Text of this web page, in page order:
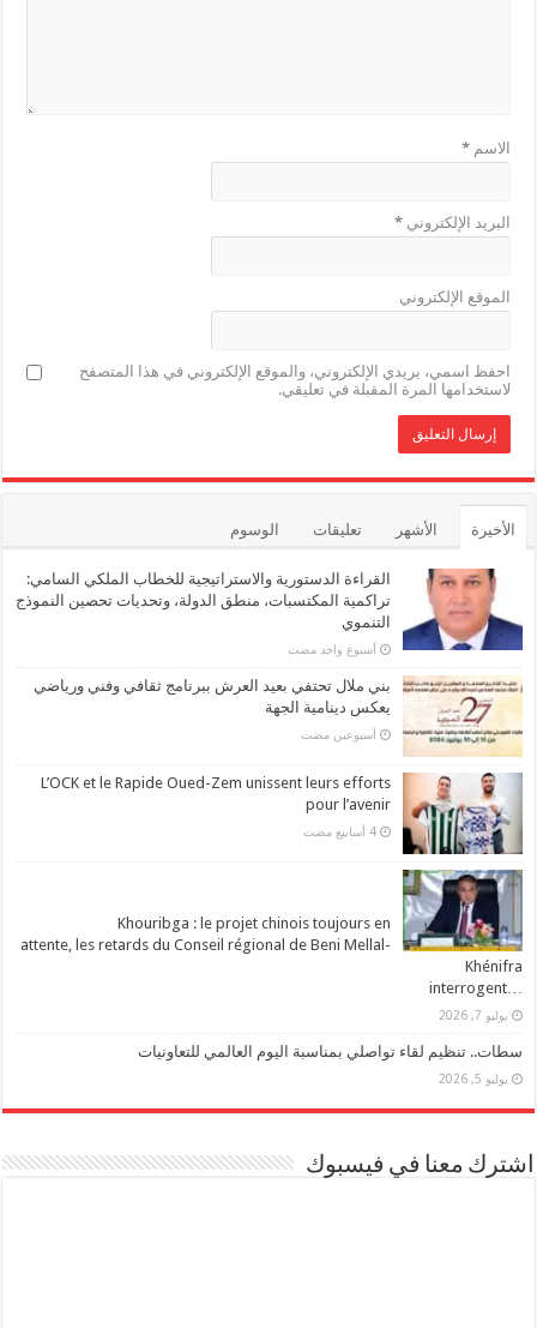
الاسم*
البريد الإلكتروني*
الموقع الإلكتروني
احفظ اسمي، بريدي الإلكتروني، والموقع الإلكتروني في هذا المتصفح
لاستخدامها المرة المقبلة في تعليقي.
الأخيرة الأشهر تعليقات الوسوم
القراءة الدستورية والاستراتيجية للخطاب الملكي السامي:
تراكمية المكتسبات، منطق الدولة، وتحديات تحصين النموذج
التنموي
‏أسبوع واحد مضت
بني ملال تحتفي بعيد العرش ببرنامج ثقافي وفني ورياضي
يعكس دينامية الجهة
‏أسبوعين مضت
L’OCK et le Rapide Oued-Zem unissent leurs efforts
pour l’avenir
‏4 أسابيع مضت
Khouribga : le projet chinois toujours en
attente, les retards du Conseil régional de Beni Mellal-
Khénifra
…interrogent
يوليو 7, 2026
سطات.. تنظيم لقاء تواصلي بمناسبة اليوم العالمي للتعاونيات
يوليو 5, 2026
اشترك معنا في فيسبوك